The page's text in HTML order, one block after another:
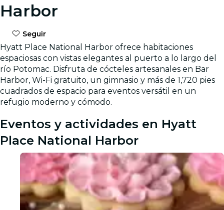
Harbor
Seguir
Hyatt Place National Harbor ofrece habitaciones
espaciosas con vistas elegantes al puerto a lo largo del
río Potomac. Disfruta de cócteles artesanales en Bar
Harbor, Wi-Fi gratuito, un gimnasio y más de 1,720 pies
cuadrados de espacio para eventos versátil en un
refugio moderno y cómodo.
Eventos y actividades en Hyatt
Place National Harbor